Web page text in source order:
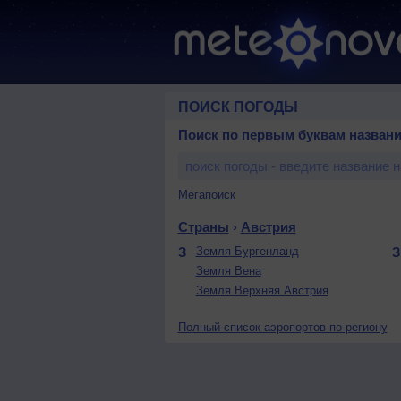
ПОИСК ПОГОДЫ
Поиск по первым буквам
Мегапоиск
Страны › Австрия
З
Земля Бургенланд
Земля Вена
Земля Верхняя Австрия
З
Полный список аэропортов по региону